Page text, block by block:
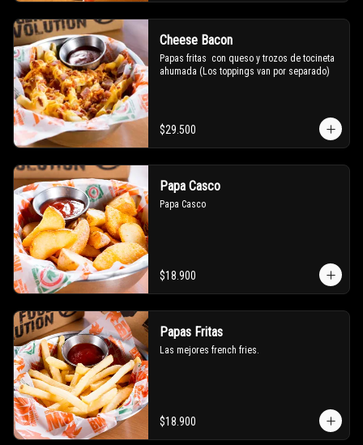
Cheese Bacon
Papas fritas  con queso y trozos de tocineta
ahumada (Los toppings van por separado)
$29.500
Papa Casco
Papa Casco
$18.900
Papas Fritas
Las mejores french fries.
$18.900